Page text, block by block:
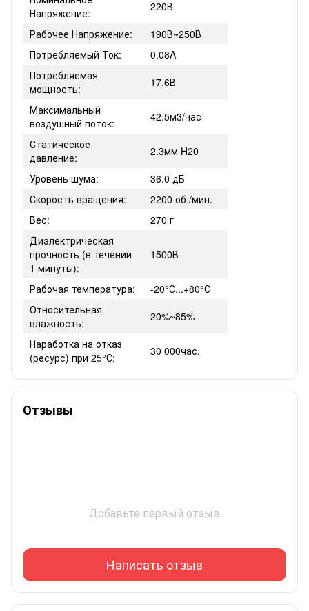
Напряжение:
220В
Рабочее Напряжение:
190В~250В
Потребляемый Ток:
0.08A
Потребляемая
мощность:
17.6В
Максимальный
воздушный поток:
42.5м3/час
Статическое
давление:
2.3мм H20
Уровень шума:
36.0 дБ
Скорость вращения:
2200 об./мин.
Вес:
270 г
Диэлектрическая
прочность (в течении
1 минуты):
1500В
Рабочая температура:
-20°С...+80°С
Относительная
влажность:
20%~85%
Наработка на отказ
(ресурс) при 25°С:
30 000час.
Отзывы
Добавьте первый отзыв
Написать отзыв